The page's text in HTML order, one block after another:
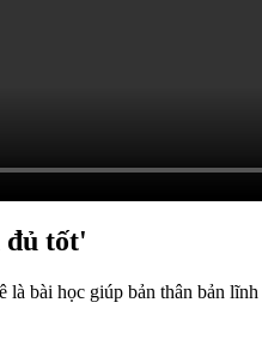
đủ tốt'
bài học giúp bản thân bản